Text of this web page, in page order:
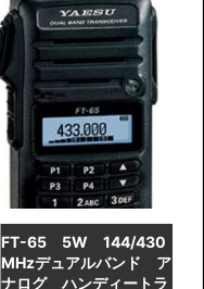
FT-65 5W 144/430
MHzデュアルバンド ア
ナログ ハンディートラ